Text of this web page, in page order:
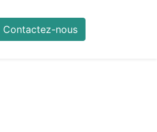
Contactez-nous